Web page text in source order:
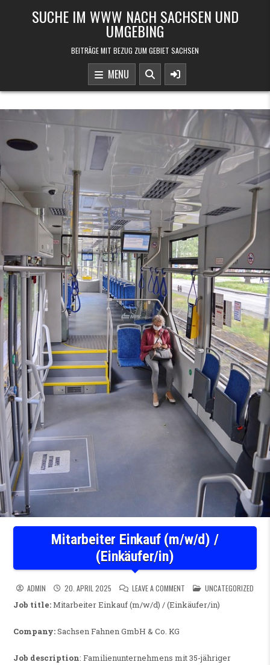
SUCHE IM WWW NACH SACHSEN UND
UMGEBING
BEITRÄGE MIT BEZUG ZUM GEBIET SACHSEN
MENU
Mitarbeiter Einkauf (m/w/d) /
(Einkäufer/in)
ADMIN 20. APRIL 2025 LEAVE A COMMENT ON MITARBEITER EINKAUF
POSTED IN
UNCATEGORIZED
Job title:Mitarbeiter Einkauf (m/w/d) / (Einkäufer/in)
Company:Sachsen Fahnen GmbH & Co. KG
Job description: Familienunternehmens mit 35-jähriger